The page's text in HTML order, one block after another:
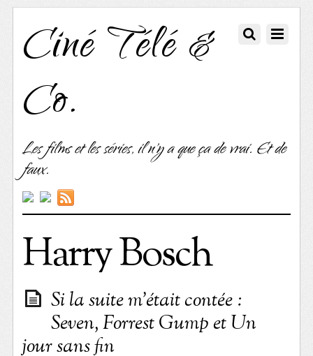
Ciné Télé &
Co.
Les films et les séries, il n'y a que ça de vrai. Et de
faux.
Harry Bosch
Si la suite m’était contée :
Seven, Forrest Gump et Un
jour sans fin